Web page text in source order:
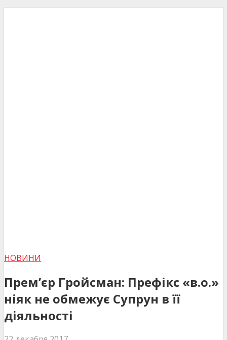
НОВИНИ
Прем’єр Гройсман: Префікс «в.о.»
ніяк не обмежує Супрун в її
діяльності